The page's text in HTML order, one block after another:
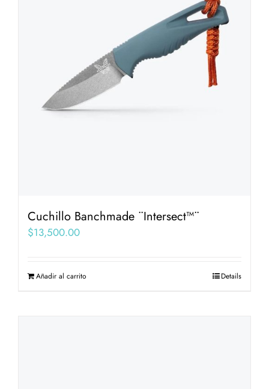
Cuchillo Banchmade ¨Intersect™¨
$13,500.00
Añadir al carrito Details